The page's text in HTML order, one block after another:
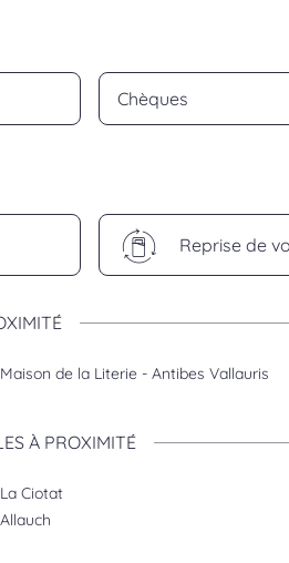
Chèques
Reprise de
Maison de la Literie - Antibes Vallauris
À PROXIMITÉ
La Ciotat
Allauch